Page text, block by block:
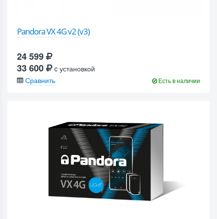
Pandora VX 4G v2 (v3)
24 599
33 600
c установкой
Сравнить
Есть в наличии